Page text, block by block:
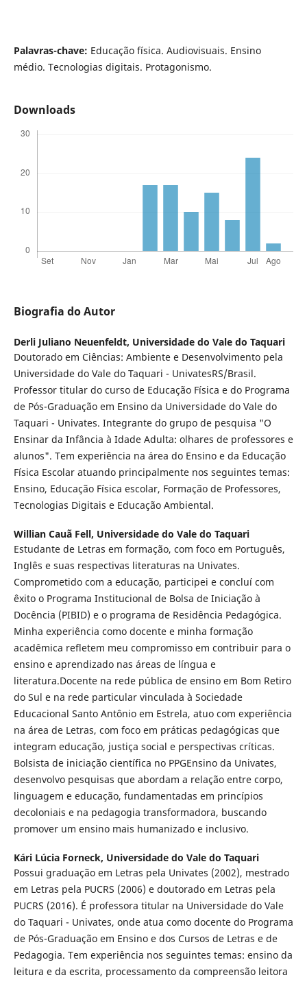
Palavras-chave: Educação física. Audiovisuais. Ensino
médio. Tecnologias digitais. Protagonismo.
Downloads
Biografia do Autor
Derli Juliano Neuenfeldt, Universidade do Vale do Taquari
Doutorado em Ciências: Ambiente e Desenvolvimento pela
Universidade do Vale do Taquari - UnivatesRS/Brasil.
Professor titular do curso de Educação Física e do Programa
de Pós-Graduação em Ensino da Universidade do Vale do
Taquari - Univates. Integrante do grupo de pesquisa "O
Ensinar da Infância à Idade Adulta: olhares de professores e
alunos". Tem experiência na área do Ensino e da Educação
Física Escolar atuando principalmente nos seguintes temas:
Ensino, Educação Física escolar, Formação de Professores,
Tecnologias Digitais e Educação Ambiental.
Willian Cauã Fell, Universidade do Vale do Taquari
Estudante de Letras em formação, com foco em Português,
Inglês e suas respectivas literaturas na Univates.
Comprometido com a educação, participei e concluí com
êxito o Programa Institucional de Bolsa de Iniciação à
Docência (PIBID) e o programa de Residência Pedagógica.
Minha experiência como docente e minha formação
acadêmica refletem meu compromisso em contribuir para o
ensino e aprendizado nas áreas de língua e
literatura.Docente na rede pública de ensino em Bom Retiro
do Sul e na rede particular vinculada à Sociedade
Educacional Santo Antônio em Estrela, atuo com experiência
na área de Letras, com foco em práticas pedagógicas que
integram educação, justiça social e perspectivas críticas.
Bolsista de iniciação científica no PPGEnsino da Univates,
desenvolvo pesquisas que abordam a relação entre corpo,
linguagem e educação, fundamentadas em princípios
decoloniais e na pedagogia transformadora, buscando
promover um ensino mais humanizado e inclusivo.
Kári Lúcia Forneck, Universidade do Vale do Taquari
Possui graduação em Letras pela Univates (2002), mestrado
em Letras pela PUCRS (2006) e doutorado em Letras pela
PUCRS (2016). É professora titular na Universidade do Vale
do Taquari - Univates, onde atua como docente do Programa
de Pós-Graduação em Ensino e dos Cursos de Letras e de
Pedagogia. Tem experiência nos seguintes temas: ensino da
leitura e da escrita, processamento da compreensão leitora